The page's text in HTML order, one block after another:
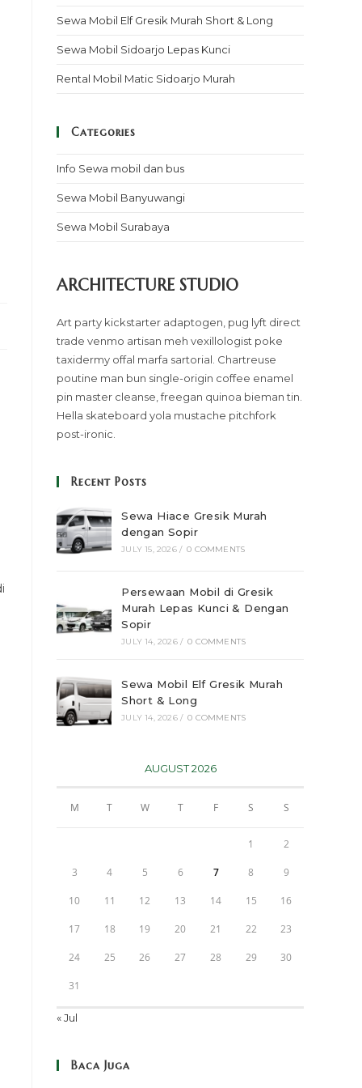
Sewa Mobil Elf Gresik Murah Short & Long
Sewa Mobil Sidoarjo Lepas Kunci
Rental Mobil Matic Sidoarjo Murah
Categories
Info Sewa mobil dan bus
Sewa Mobil Banyuwangi
Sewa Mobil Surabaya
ARCHITECTURE STUDIO
Art party kickstarter adaptogen, pug lyft direct
trade venmo artisan meh vexillologist poke
taxidermy offal marfa sartorial. Chartreuse
poutine man bun single-origin coffee enamel
pin master cleanse, freegan quinoa bieman tin.
Hella skateboard yola mustache pitchfork
post-ironic.
Recent Posts
Sewa Hiace Gresik Murah
dengan Sopir
JULY 15, 2026 / 0 COMMENTS
Persewaan Mobil di Gresik
Murah Lepas Kunci & Dengan
Sopir
JULY 14, 2026 / 0 COMMENTS
Sewa Mobil Elf Gresik Murah
Short & Long
JULY 14, 2026 / 0 COMMENTS
AUGUST 2026
M T W T F S S
1 2
3 4 5 6 7 8 9
10 11 12 13 14 15 16
17 18 19 20 21 22 23
24 25 26 27 28 29 30
31
« Jul
Baca Juga